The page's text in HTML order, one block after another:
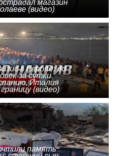
магазин
(видео)
в Европе: до
за сутки
Италия
(видео)
память